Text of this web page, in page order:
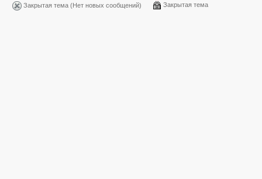
Закрытая тема (Нет новых сообщений)
Закрытая тема